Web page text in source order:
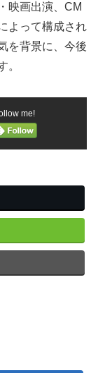
映画出演、CM
よって構成され
を背景に、今後
。
me!